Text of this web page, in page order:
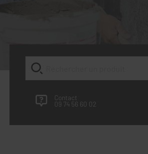
Contact
09 74 56 60 02